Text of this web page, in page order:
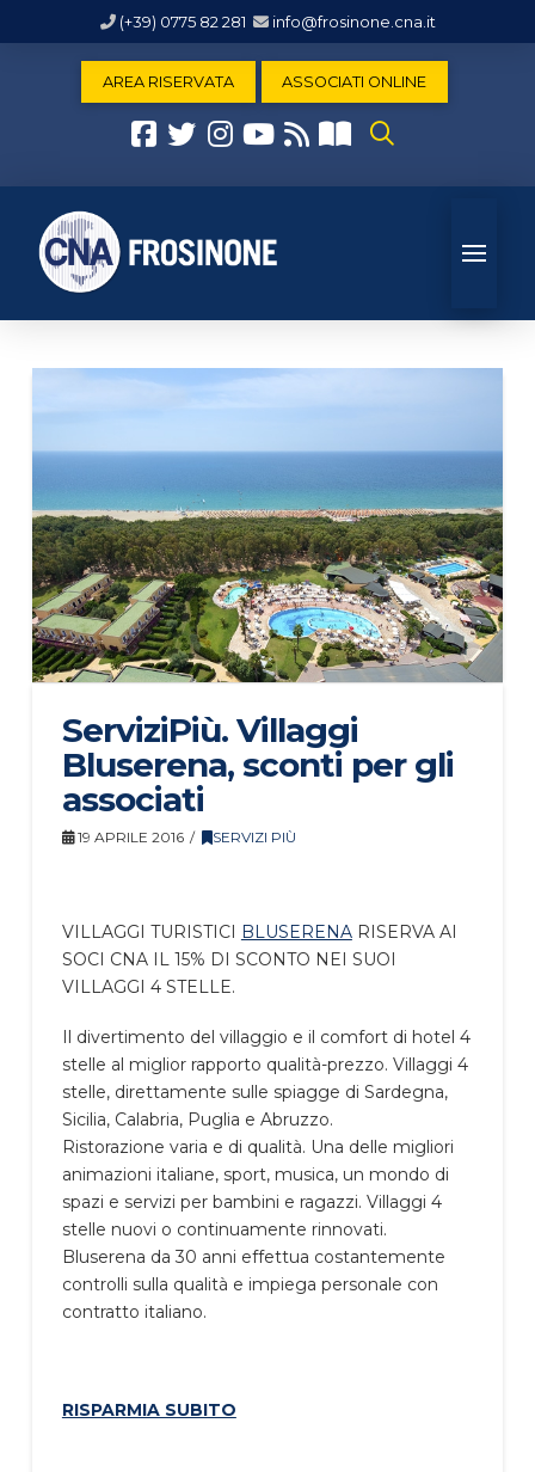
(+39) 0775 82 281 info@frosinone.cna.it
AREA RISERVATA ASSOCIATI ONLINE
ServiziPiù. Villaggi
Bluserena, sconti per gli
associati
19 APRILE 2016 SERVIZI PIÙ
VILLAGGI TURISTICI BLUSERENARISERVA AI
SOCI CNA IL 15% DI SCONTO NEI SUOI
VILLAGGI 4 STELLE.
Il divertimento del villaggio e il comfort di hotel 4
stelle al miglior rapporto qualità-prezzo. Villaggi 4
stelle, direttamente sulle spiagge di Sardegna,
Sicilia, Calabria, Puglia e Abruzzo.
Ristorazione varia e di qualità. Una delle migliori
animazioni italiane, sport, musica, un mondo di
spazi e servizi per bambini e ragazzi. Villaggi 4
stelle nuovi o continuamente rinnovati.
Bluserena da 30 anni effettua costantemente
controlli sulla qualità e impiega personale con
contratto italiano.
RISPARMIA SUBITO